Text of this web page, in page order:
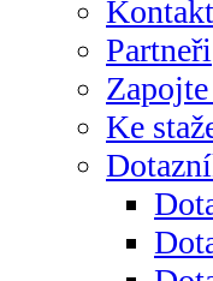
Kontakt
Partneři
Zapojte
Ke